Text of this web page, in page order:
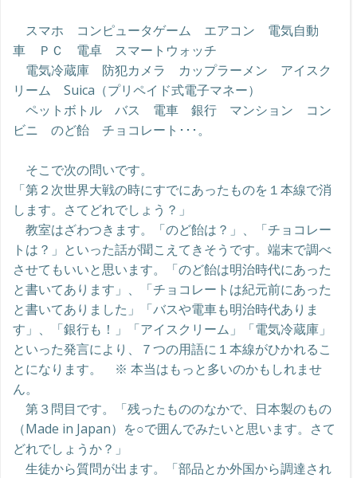
スマホ コンピュータゲーム エアコン 電気自動
車 ＰＣ 電卓 スマートウォッチ
電気冷蔵庫 防犯カメラ カップラーメン アイスク
リーム Suica（プリペイド式電子マネー）
ペットボトル バス 電車 銀行 マンション コン
ビニ のど飴 チョコレート･･･。
そこで次の問いです。
「第２次世界大戦の時にすでにあったものを１本線で消
します。さてどれでしょう？」
教室はざわつきます。「のど飴は？」、「チョコレー
トは？」といった話が聞こえてきそうです。端末で調べ
させてもいいと思います。「のど飴は明治時代にあった
と書いてあります」、「チョコレートは紀元前にあった
と書いてありました」「バスや電車も明治時代ありま
す」、「銀行も！」「アイスクリーム」「電気冷蔵庫」
といった発言により、７つの用語に１本線がひかれるこ
とになります。 ※ 本当はもっと多いのかもしれませ
ん。
第３問目です。「残ったもののなかで、日本製のもの
（Made in Japan）を○で囲んでみたいと思います。さて
どれでしょうか？」
生徒から質問が出ます。「部品とか外国から調達され